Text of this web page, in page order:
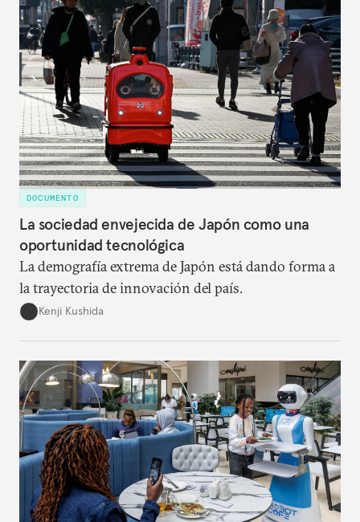
elecciones críticas para muchas de las democracias
líderes del mundo.
DOCUMENTO
La sociedad envejecida de Japón como una
oportunidad tecnológica
La demografía extrema de Japón está dando forma a
la trayectoria de innovación del país.
Kenji Kushida